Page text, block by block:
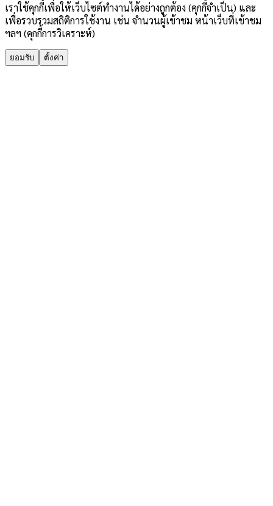
เราใช้คุกกี้เพื่อให้เว็บไซต์ทำงานได้อย่างถูกต้อง (คุกกี้จำเป็น) และ
เพื่อรวบรวมสถิติการใช้งาน เช่น จำนวนผู้เข้าชม หน้าเว็บที่เข้าชม
ฯลฯ (คุกกี้การวิเคราะห์)
ยอมรับ ตั้งค่า